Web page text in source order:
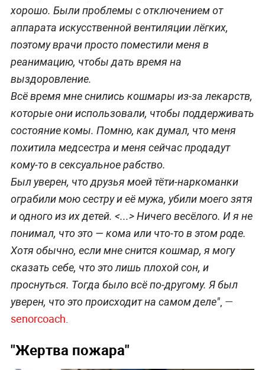
хорошо. Были проблемы с отключением от
аппарата искусственной вентиляции лёгких,
поэтому врачи просто поместили меня в
реанимацию, чтобы дать время на
выздоровление.
Всё время мне снились кошмары из-за лекарств,
которые они использовали, чтобы поддерживать
состояние комы. Помню, как думал, что меня
похитила медсестра и меня сейчас продадут
кому-то в сексуальное рабство.
Был уверен, что друзья моей тёти-наркоманки
ограбили мою сестру и её мужа, убили моего зятя
и одного из их детей. <...> Ничего весёлого. И я не
понимал, что это — кома или что-то в этом роде.
Хотя обычно, если мне снится кошмар, я могу
сказать себе, что это лишь плохой сон, и
проснуться. Тогда было всё по-другому. Я был
уверен, что это происходит на самом деле", —
senorcoach
"Жертва пожара"